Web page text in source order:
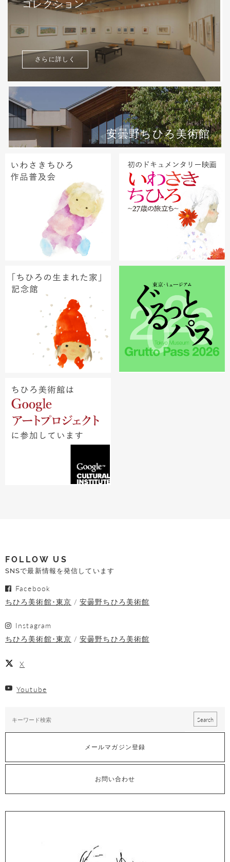
コレクション
さらに詳しく
安曇野ちひろ美術館
FOLLOW US
SNSで最新情報を発信しています
Facebook
ちひろ美術館･東京
安曇野ちひろ美術館
Instagram
ちひろ美術館･東京
安曇野ちひろ美術館
X
Youtube
メールマガジン登録
お問い合わせ